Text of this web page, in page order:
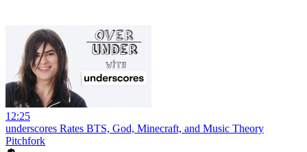
12:25
underscores Rates BTS, God, Minecraft, and Music Theory
Pitchfork